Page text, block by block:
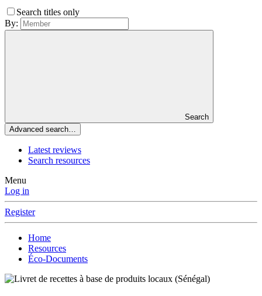
Search titles only
By:
Search
Advanced search…
Latest reviews
Search resources
Menu
Log in
Register
Home
Resources
Éco-Documents